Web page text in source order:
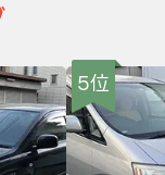
5位